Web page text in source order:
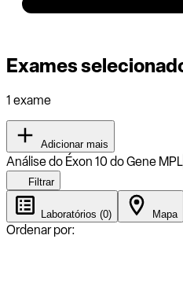
Exames
1 exame
Adicionar mais
Análise do Éxon 10 do Gene MPL
Filtrar
Laboratórios (0) Mapa
Ordenar por: